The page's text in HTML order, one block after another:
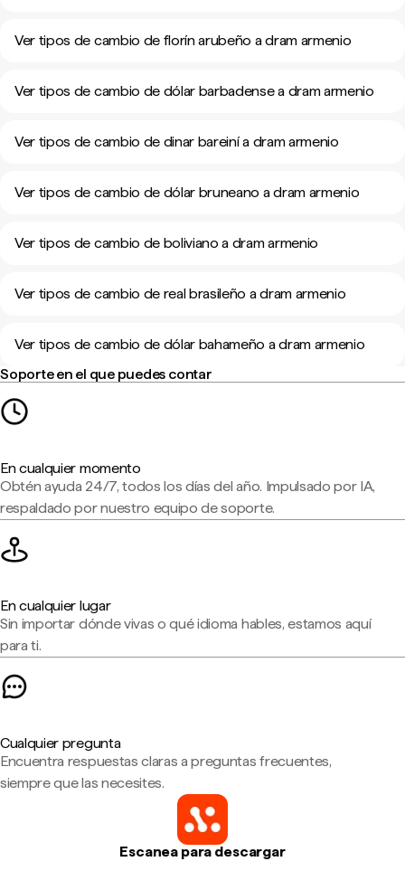
Ver tipos de cambio de florín arubeño a dram armenio
Ver tipos de cambio de dólar barbadense a dram armenio
Ver tipos de cambio de dinar bareiní a dram armenio
Ver tipos de cambio de dólar bruneano a dram armenio
Ver tipos de cambio de boliviano a dram armenio
Ver tipos de cambio de real brasileño a dram armenio
Ver tipos de cambio de dólar bahameño a dram armenio
Soporte en el que puedes contar
En cualquier momento
Obtén ayuda 24/7, todos los días del año. Impulsado por IA,
respaldado por nuestro equipo de soporte.
En cualquier lugar
Sin importar dónde vivas o qué idioma hables, estamos aquí
para ti.
Cualquier pregunta
Encuentra respuestas claras a preguntas frecuentes,
siempre que las necesites.
Escanea para descargar